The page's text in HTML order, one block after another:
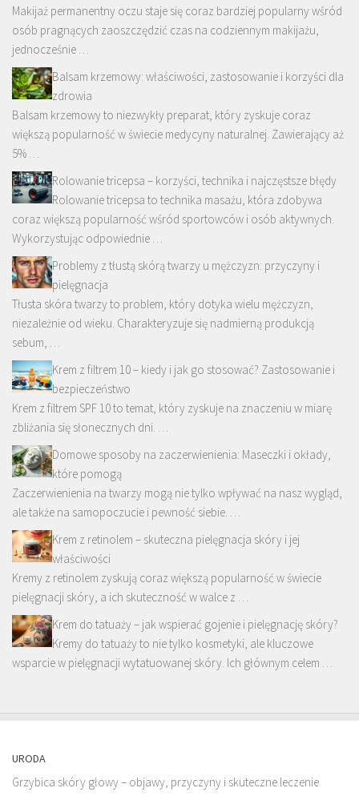
Makijaż permanentny oczu staje się coraz bardziej popularny wśród
osób pragnących zaoszczędzić czas na codziennym makijażu,
jednocześnie …
Balsam krzemowy: właściwości, zastosowanie i korzyści dla
zdrowia
Balsam krzemowy to niezwykły preparat, który zyskuje coraz
większą popularność w świecie medycyny naturalnej. Zawierający aż
5% …
Rolowanie tricepsa – korzyści, technika i najczęstsze błędy
Rolowanie tricepsa to technika masażu, która zdobywa
coraz większą popularność wśród sportowców i osób aktywnych.
Wykorzystując odpowiednie …
Problemy z tłustą skórą twarzy u mężczyzn: przyczyny i
pielęgnacja
Tłusta skóra twarzy to problem, który dotyka wielu mężczyzn,
niezależnie od wieku. Charakteryzuje się nadmierną produkcją
sebum, …
Krem z filtrem 10 – kiedy i jak go stosować? Zastosowanie i
bezpieczeństwo
Krem z filtrem SPF 10 to temat, który zyskuje na znaczeniu w miarę
zbliżania się słonecznych dni. …
Domowe sposoby na zaczerwienienia: Maseczki i okłady,
które pomogą
Zaczerwienienia na twarzy mogą nie tylko wpływać na nasz wygląd,
ale także na samopoczucie i pewność siebie. …
Krem z retinolem – skuteczna pielęgnacja skóry i jej
właściwości
Kremy z retinolem zyskują coraz większą popularność w świecie
pielęgnacji skóry, a ich skuteczność w walce z …
Krem do tatuaży – jak wspierać gojenie i pielęgnację skóry?
Kremy do tatuaży to nie tylko kosmetyki, ale kluczowe
wsparcie w pielęgnacji wytatuowanej skóry. Ich głównym celem …
URODA
Grzybica skóry głowy – objawy, przyczyny i skuteczne leczenie